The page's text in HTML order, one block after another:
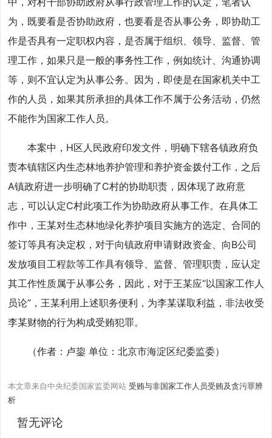
为，既要看是否协助政府，也要看是否从事公务，即协助工
作是否具有一定职权内容，是否属于组织、领导、监督、管
理工作，如果只是一般的事务性工作，例如统计、沟通协调
等，则不宜认定为从事公务。因为，即使是在国家机关中工
作的人员，如果其所承担的具体工作不属于公务活动，仍然
不能作为国家工作人员。
本案中，H区人民政府印发文件，明确下辖各镇政府负
责本镇辖区内生态林地养护管理和养护资金拨付工作，之后
A镇政府进一步明确了C村的协助职责，因体现了政府意
志，可以认定C村此项工作为协助政府从事工作。在具体工
作中，王某对生态林地绿化养护项目实施方的选定、合同的
签订等具有决定权，对于向镇政府申请财政资金、向B公司
发放项目工程款等工作具有领导、监督、管理职责，应认定
其工作性质属于从事公务，因此，对于王某应“以国家工作人
员论”，王某利用上述职务便利，为李某谋取利益，非法收受
李某财物的行为构成受贿犯罪。
（作者：卢鋆 单位：北京市海淀区纪委监委）
本文章来自中央纪委国家监委网站 受贿与非国家工作人员受贿及贪污罪辨
析
暂无评论